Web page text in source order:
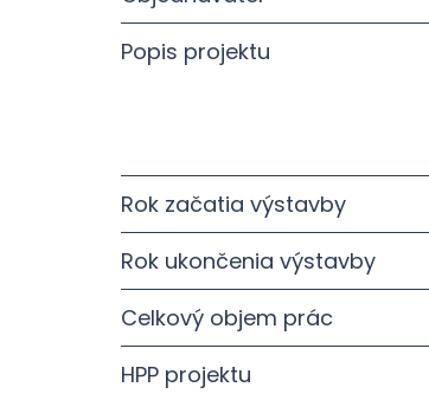
Popis projektu
Rok začatia výstavby
Rok ukončenia výstavby
Celkový objem prác
HPP projektu